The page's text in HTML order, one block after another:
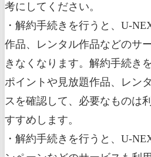
考にしてください。
・解約手続きを行うと、U-
作品、レンタル作品などのサ
きなくなります。解約手続き
ポイントや見放題作品、レン
スを確認して、必要なものは
すすめします。
・解約手続きを行うと、U-